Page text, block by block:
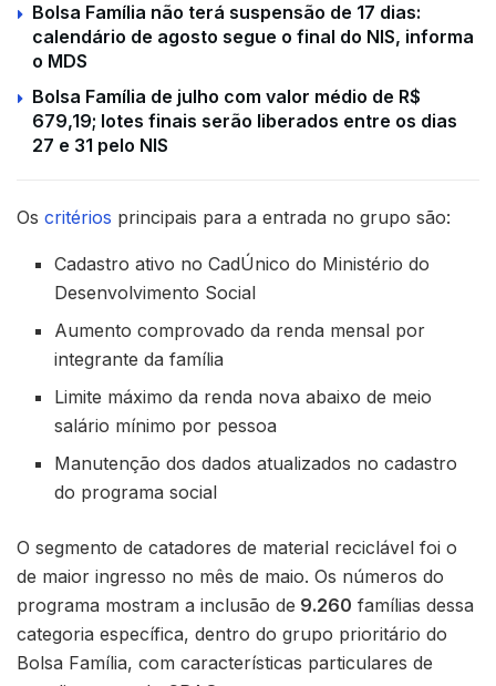
Bolsa Família não terá suspensão de 17 dias:
calendário de agosto segue o final do NIS, informa
o MDS
Bolsa Família de julho com valor médio de R$
679,19; lotes finais serão liberados entre os dias
27 e 31 pelo NIS
Os critérios principais para a entrada no grupo são:
Cadastro ativo no CadÚnico do Ministério do
Desenvolvimento Social
Aumento comprovado da renda mensal por
integrante da família
Limite máximo da renda nova abaixo de meio
salário mínimo por pessoa
Manutenção dos dados atualizados no cadastro
do programa social
O segmento de catadores de material reciclável foi o
de maior ingresso no mês de maio. Os números do
programa mostram a inclusão de 9.260 famílias dessa
categoria específica, dentro do grupo prioritário do
Bolsa Família, com características particulares de